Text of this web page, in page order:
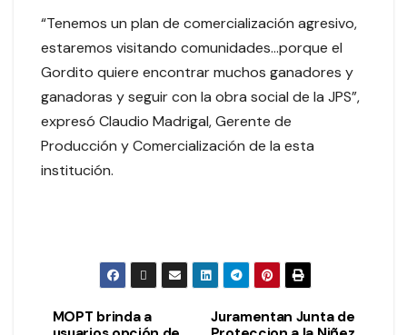
“Tenemos un plan de comercialización agresivo,
estaremos visitando comunidades…porque el
Gordito quiere encontrar muchos ganadores y
ganadoras y seguir con la obra social de la JPS”,
expresó Claudio Madrigal, Gerente de
Producción y Comercialización de la esta
institución.
Juramentan Junta de
MOPT brinda a